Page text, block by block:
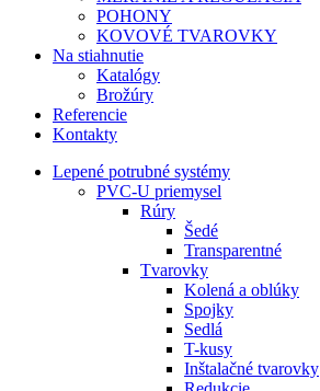
POHONY
KOVOVÉ TVAROVKY
Na stiahnutie
Katalógy
Brožúry
Referencie
Kontakty
Lepené potrubné systémy
PVC-U priemysel
Rúry
Šedé
Transparentné
Tvarovky
Kolená a oblúky
Spojky
Sedlá
T-kusy
Inštalačné tvarovky